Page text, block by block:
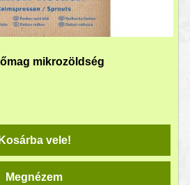
mikrozöldség
Kosárba vele!
Megnézem